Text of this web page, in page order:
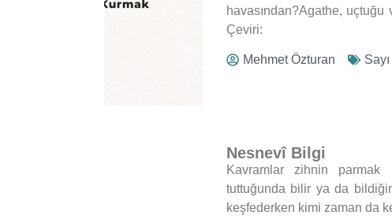
havasından?Agathe,
Çeviri:
Mehmet Özturan
Nesnevî Bilgi
Kavramlar zihnin parmak
tuttuğunda bilir ya da
keşfederken kimi zaman da